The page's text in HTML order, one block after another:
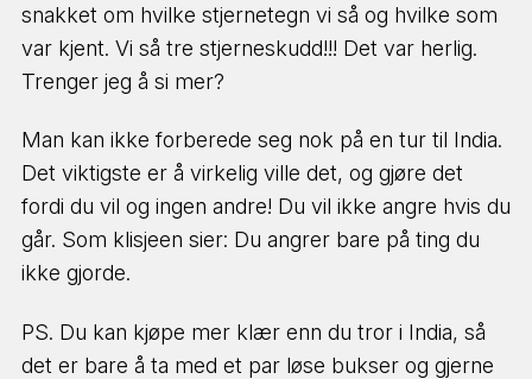
snakket om hvilke stjernetegn vi så og hvilke som
var kjent. Vi så tre stjerneskudd!!! Det var herlig.
Trenger jeg å si mer?
Man kan ikke forberede seg nok på en tur til India.
Det viktigste er å virkelig ville det, og gjøre det
fordi du vil og ingen andre! Du vil ikke angre hvis du
går. Som klisjeen sier: Du angrer bare på ting du
ikke gjorde.
PS. Du kan kjøpe mer klær enn du tror i India, så
det er bare å ta med et par løse bukser og gjerne